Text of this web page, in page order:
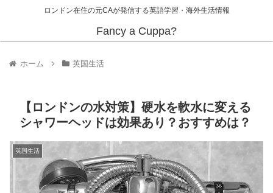
ロンドン在住の元CAが発信する英語学習・海外生活情報
Fancy a Cuppa?
ホーム 英国生活
【ロンドンの水対策】硬水を軟水に変える
シャワーヘッドは効果あり？おすすめは？
英国生活